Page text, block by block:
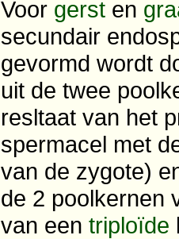
Voor gerst en
secundair
gevormd wordt
uit de twee
resltaat van het
spermacel met
van de zygote)
de 2 poolkernen
van een triploïde